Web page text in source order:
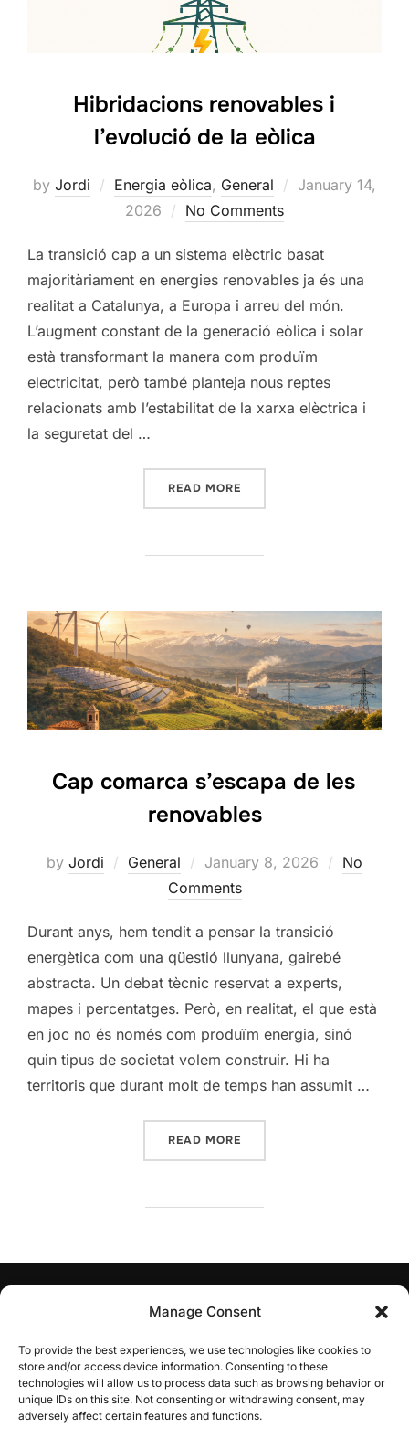
Manage Consent
To provide the best experiences, we use technologies like cookies to
store and/or access device information. Consenting to these
technologies will allow us to process data such as browsing behavior or
unique IDs on this site. Not consenting or withdrawing consent, may
adversely affect certain features and functions.
Hibridacions renovables i
l’evolució de la eòlica
by Jordi Energia eòlica, General
Posted
January 14,
2026
No Comments
La transició cap a un sistema elèctric basat
majoritàriament en energies renovables ja és una
realitat a Catalunya, a Europa i arreu del món.
L’augment constant de la generació eòlica i solar
està transformant la manera com produïm
electricitat, però també planteja nous reptes
relacionats amb l’estabilitat de la xarxa elèctrica i
la seguretat del …
READ MORE
Cap comarca s’escapa de les
renovables
by Jordi General
Posted
on
January 8, 2026
No
Comments
Durant anys, hem tendit a pensar la transició
energètica com una qüestió llunyana, gairebé
abstracta. Un debat tècnic reservat a experts,
mapes i percentatges. Però, en realitat, el que està
en joc no és només com produïm energia, sinó
quin tipus de societat volem construir. Hi ha
territoris que durant molt de temps han assumit …
READ MORE
privada i independent que no forma part ni està vinculada
Catalunya ni amb el Pla Territorial Sectorial d’Energies
Renovables (PLATER).
Avís legal